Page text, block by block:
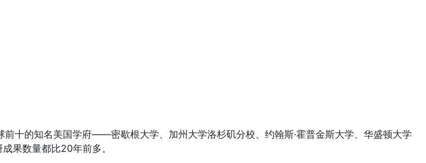
十的知名美国学府——密歇根大学、加州大学洛杉矶分校、约翰斯·霍普金斯大学、华盛顿大学
果数量都比20年前多。